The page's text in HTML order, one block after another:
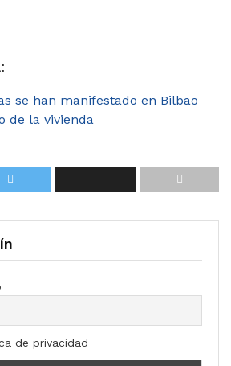
se han manifestado en Bilbao
de la vivienda
de privacidad